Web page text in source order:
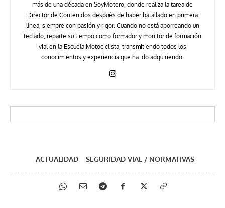
más de una década en SoyMotero, donde realiza la tarea de
Director de Contenidos después de haber batallado en primera
línea, siempre con pasión y rigor. Cuando no está aporreando un
teclado, reparte su tiempo como formador y monitor de formación
vial en la Escuela Motociclista, transmitiendo todos los
conocimientos y experiencia que ha ido adquiriendo.
ACTUALIDAD SEGURIDAD VIAL / NORMATIVAS